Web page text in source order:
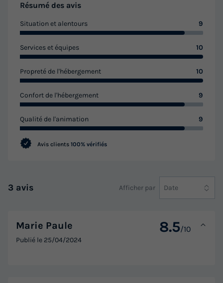
Résumé des avis
Situation et alentours 9
Services et équipes 10
Propreté de l'hébergement 10
Confort de l'hébergement 9
Qualité de l'animation 9
Avis clients 100% vérifiés
3 avis Afficher par Date
Marie Paule 8.5/10
Publié le 25/04/2024